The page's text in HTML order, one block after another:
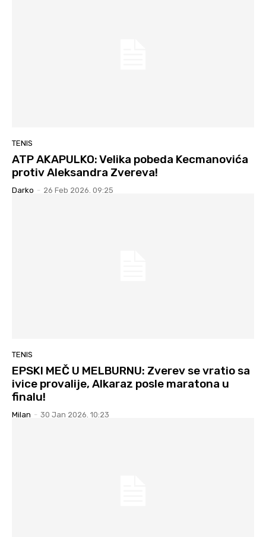
TENIS
ATP AKAPULKO: Velika pobeda Kecmanovića
protiv Aleksandra Zvereva!
Darko - 26 Feb 2026. 09:25
TENIS
EPSKI MEČ U MELBURNU: Zverev se vratio sa
ivice provalije, Alkaraz posle maratona u
finalu!
Milan - 30 Jan 2026. 10:23